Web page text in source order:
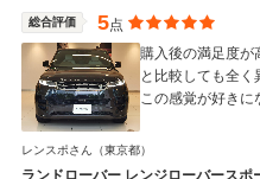
総合評価 5点
購入後の満足度が
と比較しても全
この感覚が好きに
レンスポさん （東京都）